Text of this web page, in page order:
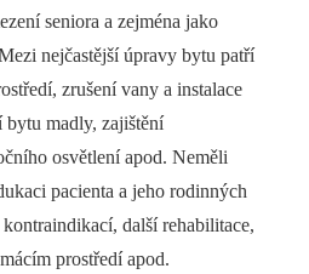
seniora a zejména jako
nejčastější úpravy bytu patří
zrušení vany a instalace
madly, zajištění
osvětlení apod. Neměli
pacienta a jeho rodinných
další rehabilitace,
prostředí apod.